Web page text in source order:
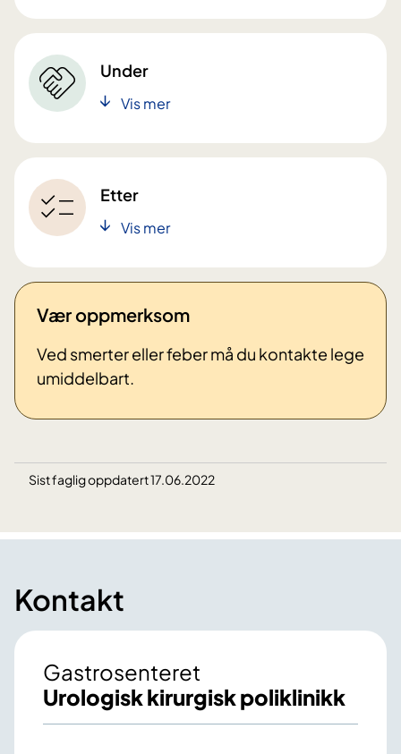
Under
Vis mer
Etter
Vis mer
Vær oppmerksom
Ved smerter eller feber må du kontakte lege
umiddelbart.
Sist faglig oppdatert 17.06.2022
Kontakt
Gastrosenteret
Urologisk kirurgisk poliklinikk